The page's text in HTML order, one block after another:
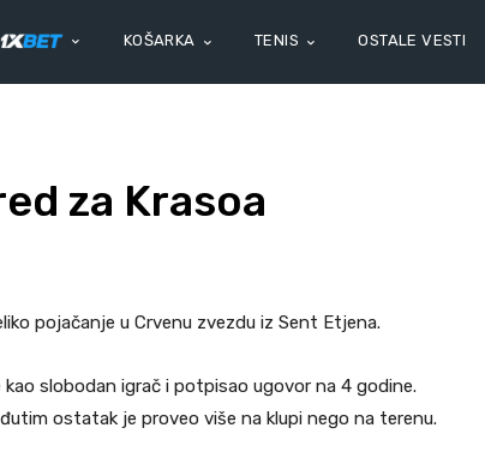
KOŠARKA TENIS OSTALE VESTI
za Krasoa
pojačanje u Crvenu zvezdu iz Sent Etjena.
slobodan igrač i potpisao ugovor na 4 godine.
ostatak je proveo više na klupi nego na terenu.